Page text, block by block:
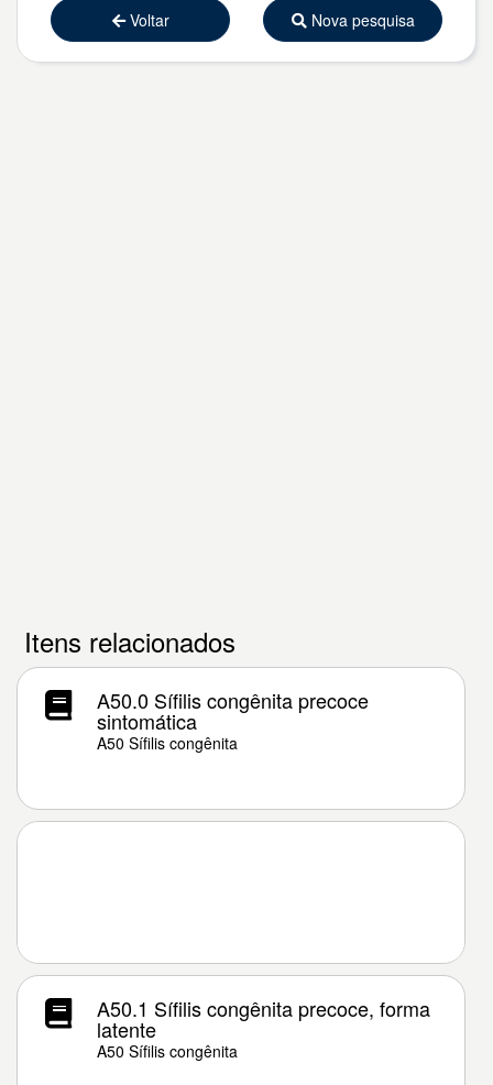
Voltar Nova pesquisa
Itens relacionados
A50.0 Sífilis congênita precoce
sintomática
A50 Sífilis congênita
A50.1 Sífilis congênita precoce, forma
latente
A50 Sífilis congênita